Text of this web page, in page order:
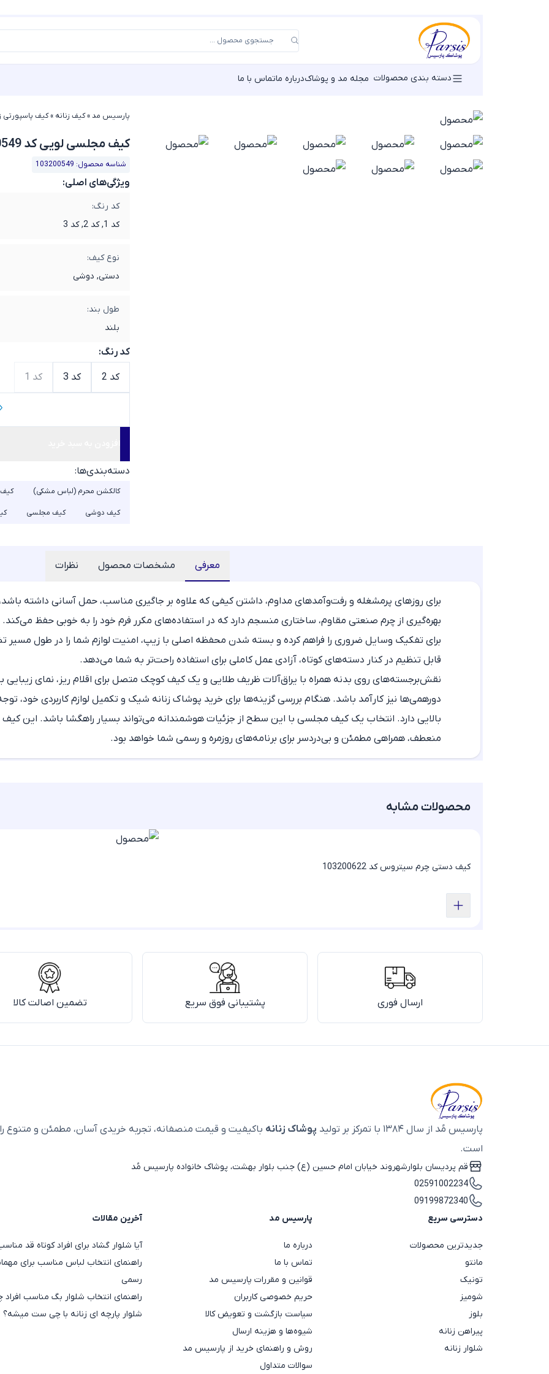
دسته بندی محصولات مجله مد و پوشاکدرباره ماتماس با ما
پارسیس مد»کیف زنانه »کیف پاسپورتی
کیف مجلسی لویی کد 103200549
شناسه محصول: 103200549
ویژگی‌های اصلی:
کد رنگ:
کد 1, کد 2, کد 3
نوع کیف:
دستی, دوشی
طول بند:
بلند
کد رنگ:
کد 2 کد 3 کد 1
دسته‌بندی‌ها:
کالکشن محرم (لباس مشکی) کیف
کیف دوشی کیف مجلسی
معرفی مشخصات محصول نظرات
برای روزهای پرمشغله و رفت‌وآمدهای مداوم، داشتن کیفی که علاوه بر جاگیری مناسب، حمل آسانی داشته
بهره‌گیری از چرم صنعتی مقاوم، ساختاری منسجم دارد که در استفاده‌های مکرر فرم خود را به خوبی حفظ
برای تفکیک وسایل ضروری را فراهم کرده و بسته شدن محفظه اصلی با زیپ، امنیت لوازم شما را در طول
قابل تنظیم در کنار دسته‌های کوتاه، آزادی عمل کاملی برای استفاده راحت‌تر به شما می‌دهد.
نقش‌برجسته‌های روی بدنه همراه با یراق‌آلات ظریف طلایی و یک کیف کوچک متصل برای اقلام ریز، نمای زیبایی
دورهمی‌ها نیز کارآمد باشد. هنگام بررسی گزینه‌ها برای خرید پوشاک زنانه شیک و تکمیل لوازم کاربردی خود،
بالایی دارد. انتخاب یک کیف مجلسی با این سطح از جزئیات هوشمندانه می‌تواند بسیار راهگشا باشد. این
منعطف، همراهی مطمئن و بی‌دردسر برای برنامه‌های روزمره و رسمی شما خواهد بود.
محصولات مشابه
کیف دستی چرم سیتروس کد 103200622
ارسال فوری پشتیبانی فوق سریع تضمین اصالت کالا
پارسیس مُد از سال ۱۳۸۴ با تمرکز بر تولید پوشاک زنانه باکیفیت و قیمت منصفانه، تجربه خریدی آسان، مطمئن و متنوع
است.
قم پردیسان بلوارشهروند خیابان امام حسین (ع) جنب بلوار بهشت، پوشاک خانواده پارسیس مُد
02591002234
09199872340
دسترسی سریع
جدیدترین محصولات
مانتو
تونیک
شومیز
بلوز
پیراهن زنانه
شلوار زنانه
پارسیس مد
درباره ما
تماس با ما
قوانین و مقررات پارسیس مد
حریم خصوصی کاربران
سیاست بازگشت و تعویض کالا
شیوه‌ها و هزینه ارسال
روش و راهنمای خرید از پارسیس مد
سوالات متداول
آخرین مقالات
آیا شلوار گشاد برای افراد کوتاه قد
راهنمای انتخاب لباس مناسب برای
رسمی
راهنمای انتخاب شلوار بگ مناسب افراد
شلوار پارچه ای زنانه با چی ست میشه؟